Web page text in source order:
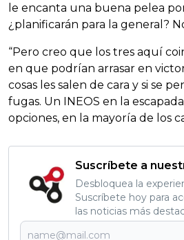
le encanta una buena pelea
¿planificarán para la general?
“Pero creo que los tres aquí
en que podrían arrasar en
cosas les salen de cara y si se
fugas. Un INEOS en la
opciones, en la mayoría de los
Suscríbete a
Desbloquea la
Suscríbete hoy para
las noticias más